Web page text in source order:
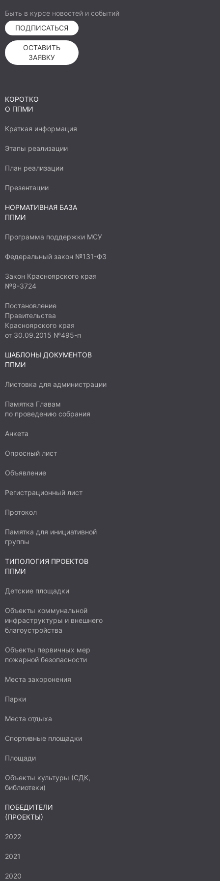
каждого сельчанина в сопричастности K
большому и нужному делу.
Быть в курсе новостей и событий
ПОДПИСАТЬСЯ
ОСТАВИТЬ
ЗАЯВКУ
КОРОТКО
О ППМИ
Краткая информация
Этапы реализации
План реализации
Презентации
НОРМАТИВНАЯ БАЗА
ППМИ
Программа поддержки МСУ
Федеральный закон №131-ФЗ
Закон Красноярского края
№9-3724
Постановление
Правительства
Красноярского края
от 30.09.2015 №495-п
ШАБЛОНЫ ДОКУМЕНТОВ
ППМИ
Листовка для администрации
Памятка Главам
по проведению собрания
Анкета
Опросный лист
Объявление
Регистрационный лист
Протокол
Памятка для инициативной
группы
ТИПОЛОГИЯ ПРОЕКТОВ
ППМИ
Детские площадки
Объекты коммунальной
инфраструктуры и внешнего
благоустройства
Объекты первичных мер
пожарной безопасности
Места захоронения
Парки
Места отдыха
Спортивные площадки
Площади
Объекты культуры (СДК,
библиотеки)
ПОБЕДИТЕЛИ
(ПРОЕКТЫ)
2022
2021
2020